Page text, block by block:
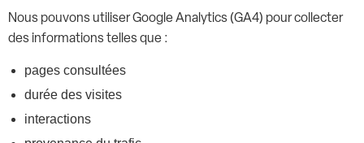
Nous pouvons utiliser Google Analytics (GA4) pour collecter
des informations telles que :
pages consultées
durée des visites
interactions